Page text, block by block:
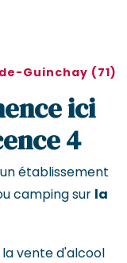
Guinchay (71)
ici
4
établissement
camping sur la
vente d'alcool